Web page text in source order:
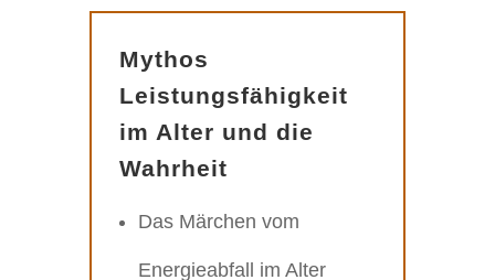
Mythos
Leistungsfähigkeit
im Alter und die
Wahrheit
Das Märchen vom
Energieabfall im Alter